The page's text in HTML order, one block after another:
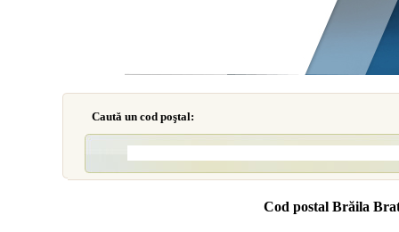
Caută un cod poştal:
Cod postal Brăila